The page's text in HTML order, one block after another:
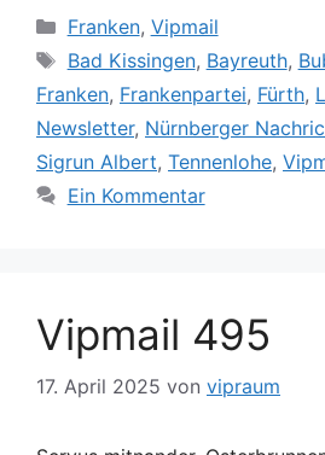
Kategorien
Franken, Vipmail
Schlagwörter
Bad Kissingen, Bayreuth,
Franken, Frankenpartei, Fürth,
Newsletter, Nürnberger
Sigrun Albert, Tennenlohe,
Ein Kommentar
Vipmail 495
17. April 2025 von vipraum